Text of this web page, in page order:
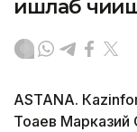
ишлаб
ASTANА.
Тоқаев